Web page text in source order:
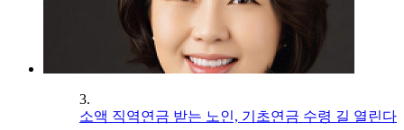
3.
소액 직역연금 받는 노인, 기초연금 수령 길 열린다